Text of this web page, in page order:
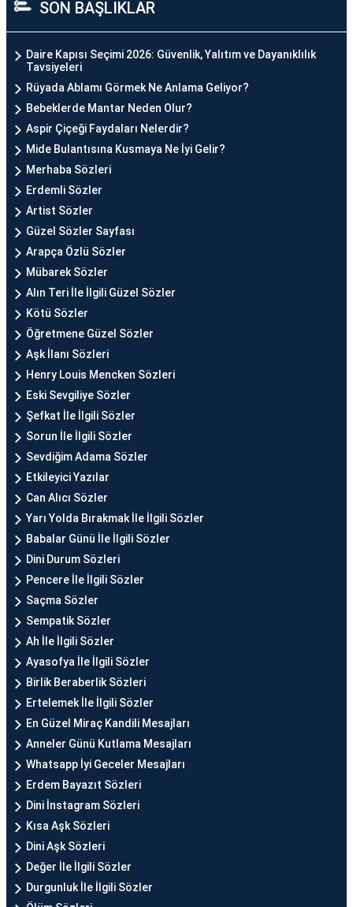
SON BAŞLIKLAR
Daire Kapısı Seçimi 2026: Güvenlik, Yalıtım ve Dayanıklılık
Tavsiyeleri
Rüyada Ablamı Görmek Ne Anlama Geliyor?
Bebeklerde Mantar Neden Olur?
Aspir Çiçeği Faydaları Nelerdir?
Mide Bulantısına Kusmaya Ne İyi Gelir?
Merhaba Sözleri
Erdemli Sözler
Artist Sözler
Güzel Sözler Sayfası
Arapça Özlü Sözler
Mübarek Sözler
Alın Teri İle İlgili Güzel Sözler
Kötü Sözler
Öğretmene Güzel Sözler
Aşk İlanı Sözleri
Henry Louis Mencken Sözleri
Eski Sevgiliye Sözler
Şefkat İle İlgili Sözler
Sorun İle İlgili Sözler
Sevdiğim Adama Sözler
Etkileyici Yazılar
Can Alıcı Sözler
Yarı Yolda Bırakmak İle İlgili Sözler
Babalar Günü İle İlgili Sözler
Dini Durum Sözleri
Pencere İle İlgili Sözler
Saçma Sözler
Sempatik Sözler
Ah İle İlgili Sözler
Ayasofya İle İlgili Sözler
Birlik Beraberlik Sözleri
Ertelemek İle İlgili Sözler
En Güzel Miraç Kandili Mesajları
Anneler Günü Kutlama Mesajları
Whatsapp İyi Geceler Mesajları
Erdem Bayazıt Sözleri
Dini İnstagram Sözleri
Kısa Aşk Sözleri
Dini Aşk Sözleri
Değer İle İlgili Sözler
Durgunluk İle İlgili Sözler